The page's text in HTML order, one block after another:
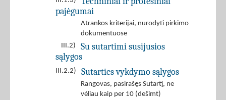
pajėgumai
Atrankos kriterijai, nurodyti pirkimo
dokumentuose
III.2)
Su sutartimi susijusios
sąlygos
III.2.2) Sutarties vykdymo sąlygos
Rangovas, pasirašęs Sutartį, ne
vėliau kaip per 10 (dešimt)